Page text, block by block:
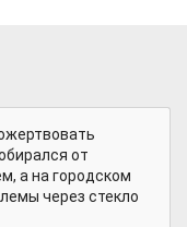
от
а на городском
через стекло